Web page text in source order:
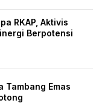
RKAP, Aktivis
Berpotensi
Tambang Emas